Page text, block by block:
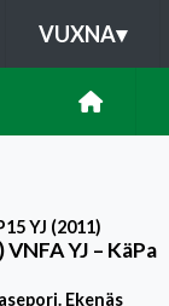
VUXNA▾
YJ (2011)
VNFA YJ – KäPa
Ekenäs